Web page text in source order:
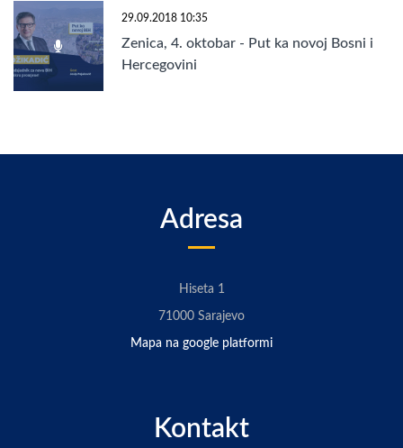
29.09.2018 10:35
Zenica, 4. oktobar - Put ka novoj Bosni i
Hercegovini
Adresa
Hiseta 1
71000 Sarajevo
Mapa na google platformi
Kontakt